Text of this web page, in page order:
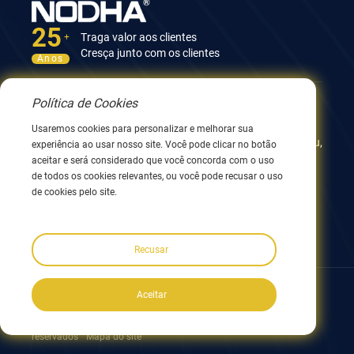
25 +
Anos
Traga valor aos clientes
Cresça junto com os clientes
Contate-nos
12º Edifício, No.9 Xingyang Road, Wuxi 214082, JiangSu,
China
0086 510 8580 8562
0086 152 5144 1199
Siga-nos:
reservados Mapa do site
Política de Cookies
Usaremos cookies para personalizar e melhorar sua
experiência ao usar nosso site. Você pode clicar no botão
aceitar e será considerado que você concorda com o uso
de todos os cookies relevantes, ou você pode recusar o uso
de cookies pelo site.
Recusar
Aceitar